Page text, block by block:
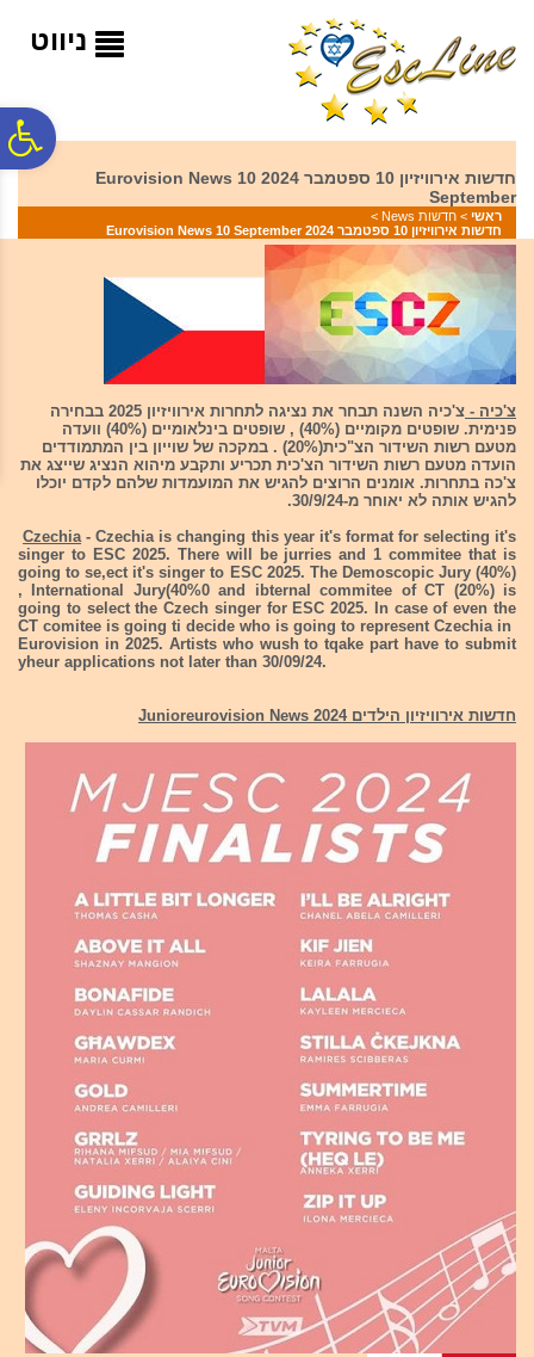
המרכזי
ניווט
חדשות אירוויזיון 10 ספטמבר 2024 Eurovision News 10
September
ראשי > חדשות News
>
חדשות אירוויזיון 10 ספטמבר 2024 Eurovision News 10 September
צ'כיה -
צ'כיה השנה תבחר את נציגה לתחרות אירוויזיון 2025 בבחירה
פנימית. שופטים מקומיים (40%) , שופטים בינלאומיים (40%) וועדה
מטעם רשות השידור הצ"כית(20%) . במקכה של שוייון בין המתמודדים
הועדה מטעם רשות השידור הצ'כית תכריע ותקבע מיהוא הנציג שייצג את
צ'כה בתחרות. אומנים הרוצים להגיש את המועמדות שלהם לקדם יוכלו
להגיש אותה לא יאוחר מ-30/9/24.
Czechia- Czechia is changing this year it's format for selecting it's
singer to ESC 2025. There will be jurries and 1 commitee that is
going to se,ect it's singer to ESC 2025. The Demoscopic Jury (40%)
, International Jury(40%0 and ibternal commitee of CT (20%) is
going to select the Czech singer for ESC 2025. In case of even the
CT comitee is going ti decide who is going to represent Czechia in
Eurovision in 2025. Artists who wush to tqake part have to submit
yheur applications not later than 30/09/24.
חדשות אירוויזיון הילדים 2024 Junioreurovision News